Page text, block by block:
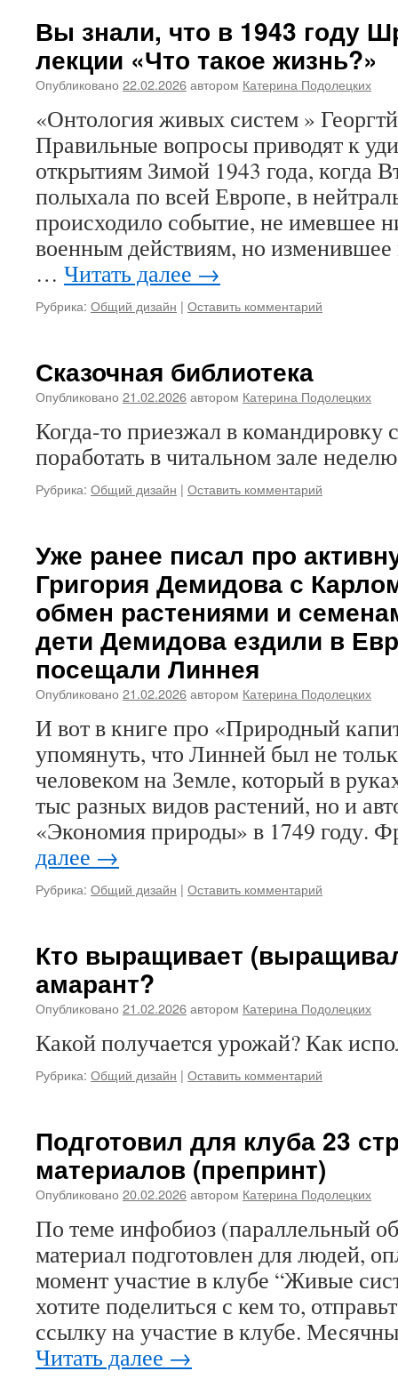
Вы знали, что в 1943 году
лекции «Что такое жизнь?»
Опубликовано 22.02.2026автором Катерина Подолецких
«Онтология живых систем »
Правильные вопросы приводят к
открытиям Зимой 1943 года, когда
полыхала по всей Европе, в
происходило событие, не имевшее
военным действиям, но
… Читать далее →
Рубрика: Общий дизайн | Оставить комментарий
Сказочная библиотека
Опубликовано 21.02.2026автором Катерина Подолецких
Когда-то приезжал в командировку
поработать в читальном зале
Рубрика: Общий дизайн | Оставить комментарий
Уже ранее писал про
Григория Демидова с
обмен растениями и
дети Демидова ездили в
посещали Линнея
Опубликовано 21.02.2026автором Катерина Подолецких
И вот в книге про «Природный
упомянуть, что Линней был не
человеком на Земле, который в
тыс разных видов растений, но и
«Экономия природы» в 1749 году.
далее →
Рубрика: Общий дизайн | Оставить комментарий
Кто выращивает
амарант?
Опубликовано 21.02.2026автором Катерина Подолецких
Какой получается урожай? Как
Рубрика: Общий дизайн | Оставить комментарий
Подготовил для клуба 23
материалов (препринт)
Опубликовано 20.02.2026автором Катерина Подолецких
По теме инфобиоз (параллельный
материал подготовлен для людей,
момент участие в клубе “Живые
хотите поделиться с кем то,
ссылку на участие в клубе.
Читать далее →